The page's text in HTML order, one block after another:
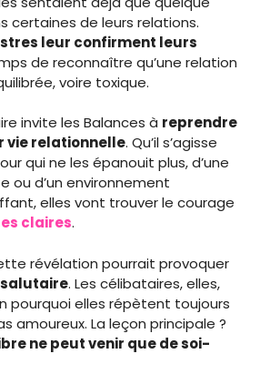
certaines de leurs relations.
leur confirment leurs
de reconnaître qu’une relation
voire toxique.
invite les Balances à reprendre
vie relationnelle. Qu’il s’agisse
qui ne les épanouit plus, d’une
ou d’un environnement
elles vont trouver le courage
claires.
révélation pourrait provoquer
. Les célibataires, elles,
pourquoi elles répètent toujours
amoureux. La leçon principale ?
ne peut venir que de soi-